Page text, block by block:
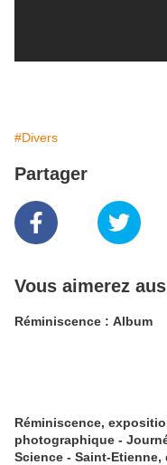
#Divers
Partager
Vous aimerez
Réminiscence : Album
Réminiscence,
photographique -
Science - Saint-Etienne,